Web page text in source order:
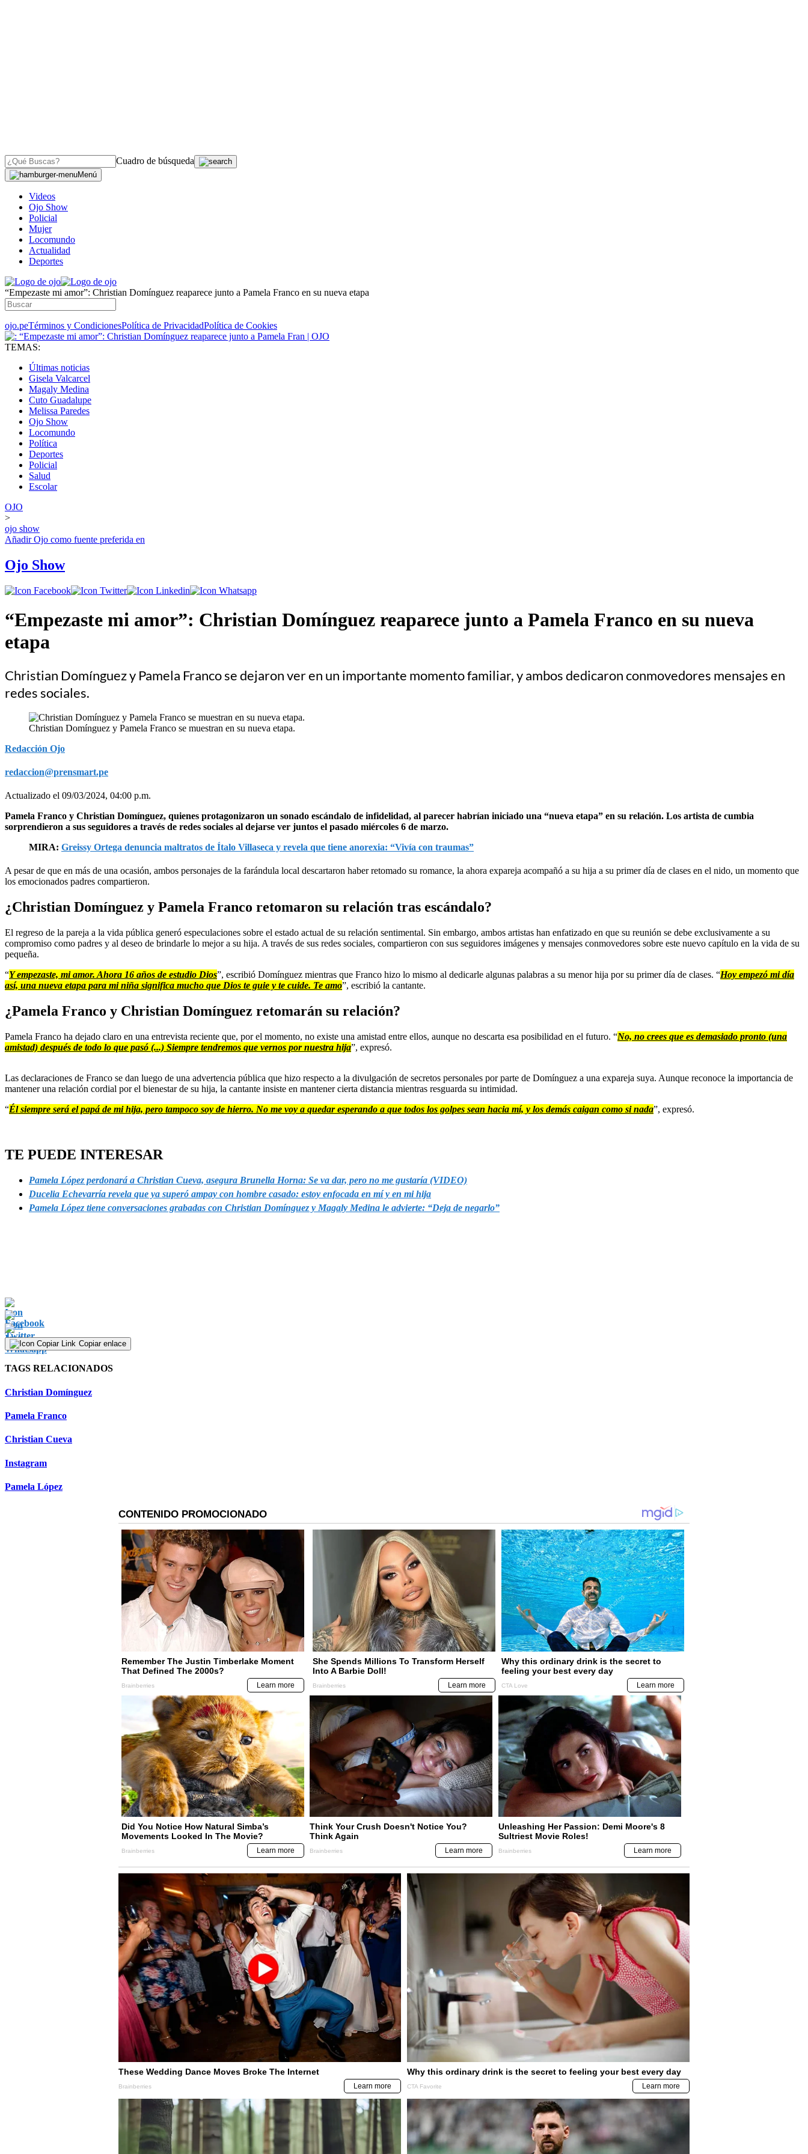
Cuadro de búsqueda
Menú
Videos
Ojo Show
Policial
Mujer
Locomundo
Actualidad
Deportes
“Empezaste mi amor”: Christian Domínguez reaparece junto a Pamela Franco en su nueva etapa
ojo.peTérminos y CondicionesPolítica de PrivacidadPolítica de Cookies
TEMAS:
Últimas noticias
Gisela Valcarcel
Magaly Medina
Cuto Guadalupe
Melissa Paredes
Ojo Show
Locomundo
Política
Deportes
Policial
Salud
Escolar
OJO
>
ojo show
AñadirOjo como fuente preferida en
Ojo Show
“Empezaste mi amor”: Christian Domínguez reaparece junto a Pamela Franco en su nueva
etapa
Christian Domínguez y Pamela Franco se dejaron ver en un importante momento familiar, y ambos dedicaron conmovedores mensajes en
redes sociales.
Christian Domínguez y Pamela Franco se muestran en su nueva etapa.
Redacción Ojo
redaccion@prensmart.pe
Actualizado el 09/03/2024, 04:00 p.m.
Pamela Franco y Christian Domínguez, quienes protagonizaron un sonado escándalo de infidelidad, al parecer habrían iniciado una “nueva etapa” en su relación. Los artista de cumbia
sorprendieron a sus seguidores a través de redes sociales al dejarse ver juntos el pasado miércoles 6 de marzo.
MIRA: Greissy Ortega denuncia maltratos de Ítalo Villaseca y revela que tiene anorexia: “Vivía con traumas”
A pesar de que en más de una ocasión, ambos personajes de la farándula local descartaron haber retomado su romance, la ahora expareja acompañó a su hija a su primer día de clases en el nido, un momento que
los emocionados padres compartieron.
¿Christian Domínguez y Pamela Franco retomaron su relación tras escándalo?
El regreso de la pareja a la vida pública generó especulaciones sobre el estado actual de su relación sentimental. Sin embargo, ambos artistas han enfatizado en que su reunión se debe exclusivamente a su
compromiso como padres y al deseo de brindarle lo mejor a su hija. A través de sus redes sociales, compartieron con sus seguidores imágenes y mensajes conmovedores sobre este nuevo capítulo en la vida de su
pequeña.
“Y empezaste, mi amor. Ahora 16 años de estudio Dios”, escribió Domínguez mientras que Franco hizo lo mismo al dedicarle algunas palabras a su menor hija por su primer día de clases. “Hoy empezó mi día
así, una nueva etapa para mi niña significa mucho que Dios te guie y te cuide. Te amo”, escribió la cantante.
¿Pamela Franco y Christian Domínguez retomarán su relación?
Pamela Franco ha dejado claro en una entrevista reciente que, por el momento, no existe una amistad entre ellos, aunque no descarta esa posibilidad en el futuro. “No, no crees que es demasiado pronto (una
amistad) después de todo lo que pasó (...) Siempre tendremos que vernos por nuestra hija”, expresó.
Las declaraciones de Franco se dan luego de una advertencia pública que hizo respecto a la divulgación de secretos personales por parte de Domínguez a una expareja suya. Aunque reconoce la importancia de
mantener una relación cordial por el bienestar de su hija, la cantante insiste en mantener cierta distancia mientras resguarda su intimidad.
“Él siempre será el papá de mi hija, pero tampoco soy de hierro. No me voy a quedar esperando a que todos los golpes sean hacia mí, y los demás caigan como si nada”, expresó.
TE PUEDE INTERESAR
Pamela López perdonará a Christian Cueva, asegura Brunella Horna: Se va dar, pero no me gustaría (VIDEO)
Ducelia Echevarría revela que ya superó ampay con hombre casado: estoy enfocada en mí y en mi hija
Pamela López tiene conversaciones grabadas con Christian Domínguez y Magaly Medina le advierte: “Deja de negarlo”
Copiar enlace
TAGS RELACIONADOS
Christian Domínguez
Pamela Franco
Christian Cueva
Instagram
Pamela López